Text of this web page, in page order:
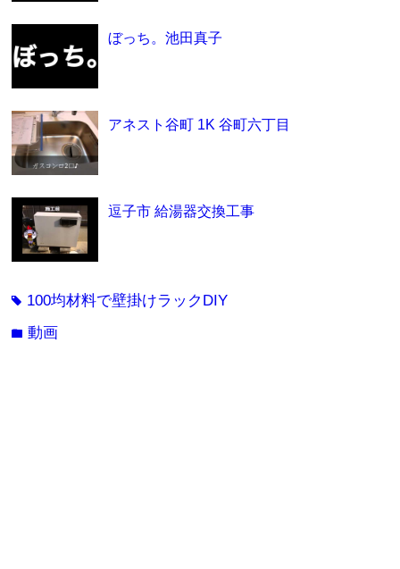
ぼっち。池田真子
アネスト谷町 1K 谷町六丁目
逗子市 給湯器交換工事
tag 100均材料で壁掛けラックDIY
folder動画